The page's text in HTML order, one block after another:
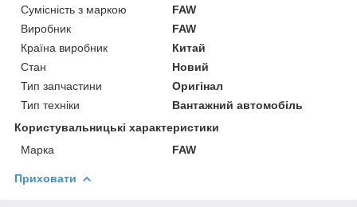
Сумісність з маркою
FAW
Виробник
FAW
Країна виробник
Китай
Стан
Новий
Тип запчастини
Оригінал
Тип техніки
Вантажний автомобіль
Користувальницькі характеристики
Марка
FAW
Приховати